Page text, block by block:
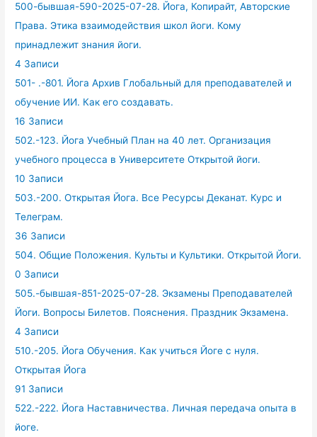
500-бывшая-590-2025-07-28. Йога, Копирайт, Авторские
Права. Этика взаимодействия школ йоги. Кому
принадлежит знания йоги.
4 Записи
501- .-801. Йога Архив Глобальный для преподавателей и
обучение ИИ. Как его создавать.
16 Записи
502.-123. Йога Учебный План на 40 лет. Организация
учебного процесса в Университете Открытой йоги.
10 Записи
503.-200. Открытая Йога. Все Ресурсы Деканат. Курс и
Телеграм.
36 Записи
504. Общие Положения. Культы и Культики. Открытой Йоги.
0 Записи
505.-бывшая-851-2025-07-28. Экзамены Преподавателей
Йоги. Вопросы Билетов. Пояснения. Праздник Экзамена.
4 Записи
510.-205. Йога Обучения. Как учиться Йоге с нуля.
Открытая Йога
91 Записи
522.-222. Йога Наставничества. Личная передача опыта в
йоге.